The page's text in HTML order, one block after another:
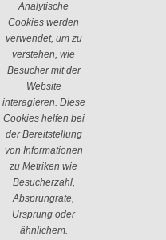
Analytische
Cookies werden
verwendet, um zu
verstehen, wie
Besucher mit der
Website
interagieren. Diese
Cookies helfen bei
der Bereitstellung
von Informationen
zu Metriken wie
Besucherzahl,
Absprungrate,
Ursprung oder
ähnlichem.